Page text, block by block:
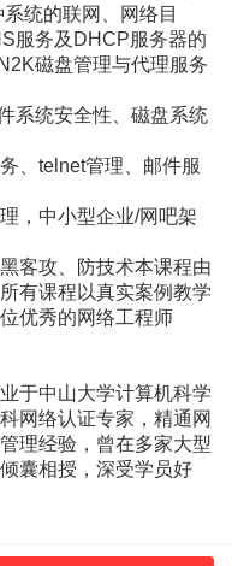
统的联网、网络目
服务及DHCP服务器的
磁盘管理与代理服务
系统安全性、磁盘系统
、telnet管理、邮件服
，中小型企业/网吧架
客攻、防技术本课程由
有课程以真实案例教学
优秀的网络工程师
于中山大学计算机科学
网络认证专家，精通网
理经验，曾在多家大型
囊相授，深受学员好